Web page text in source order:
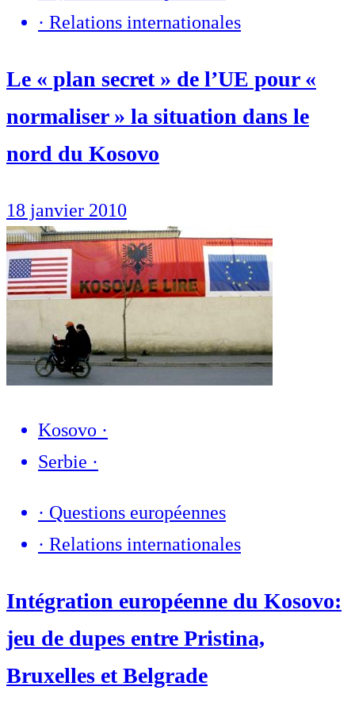
· Relations internationales
Le « plan secret » de l’UE pour «
normaliser » la situation dans le
nord du Kosovo
18 janvier 2010
Kosovo ·
Serbie ·
· Questions européennes
· Relations internationales
Intégration européenne du Kosovo:
jeu de dupes entre Pristina,
Bruxelles et Belgrade